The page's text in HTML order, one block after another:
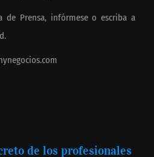
de Prensa, infórmese o escriba a
de los profesionales